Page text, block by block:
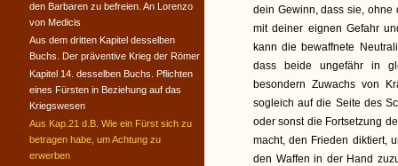
dein Gewinn, dass sie,
mit deiner eignen Gefahr
kann die bewaffnete
dass beide ungefähr in
besondern Zuwachs von
sogleich auf die Seite des
oder sonst die Fortsetzung
macht, den Frieden diktiert,
den Waffen in der Hand
den Barbaren zu befreien. An Lorenzo
von Medicis
Aus dem dritten Kapitel desselben
Buchs. Der präventive Krieg der Römer
Kapitel 14. desselben Buchs. Pflichten
eines Fürsten in Beziehung auf das
Kriegswesen
Aus Kap.21 d.B. Wie ein Fürst sich zu
betragen habe, um Achtung zu
erwerben